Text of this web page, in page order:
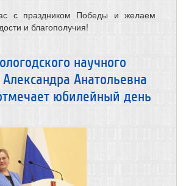
с праздником Победы и желаем
и благополучия!
научного
Анатольевна
юбилейный день